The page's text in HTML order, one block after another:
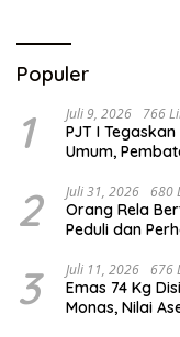
Populer
1 Juli 9, 2026 766
PJT I
Umum,
2 Juli 31, 2026 680
Orang Rela
Peduli dan
3 Juli 11, 2026 676
Emas 74 Kg
Monas, Nilai